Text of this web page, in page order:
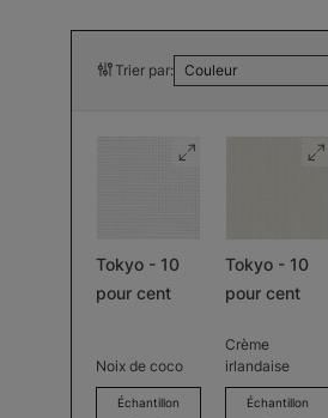
Trier par: Couleur
Tokyo - 10
pour cent
Noix de coco
Échantillon
Tokyo - 10
pour cent
Crème
irlandaise
Échantillon